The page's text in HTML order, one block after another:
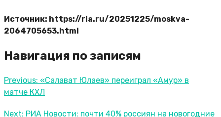
Источник: https://ria.ru/20251225/moskva-
2064705653.html
Навигация по записям
Previous: «Салават Юлаев» переиграл «Амур» в
матче КХЛ
Next: РИА Новости: почти 40% россиян на новогодние